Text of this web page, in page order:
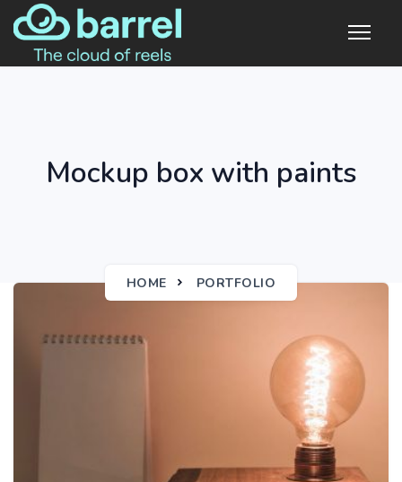
Mockup box with paints
HOME PORTFOLIO